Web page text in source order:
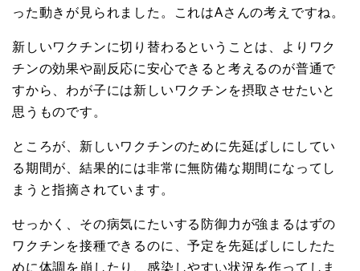
った動きが見られました。これはAさんの考えですね。
新しいワクチンに切り替わるということは、よりワク
チンの効果や副反応に安心できると考えるのが普通で
すから、わが子には新しいワクチンを摂取させたいと
思うものです。
ところが、新しいワクチンのために先延ばしにしてい
る期間が、結果的には非常に無防備な期間になってし
まうと指摘されています。
せっかく、その病気にたいする防御力が強まるはずの
ワクチンを接種できるのに、予定を先延ばしにしたた
めに体調を崩したり、感染しやすい状況を作ってしま